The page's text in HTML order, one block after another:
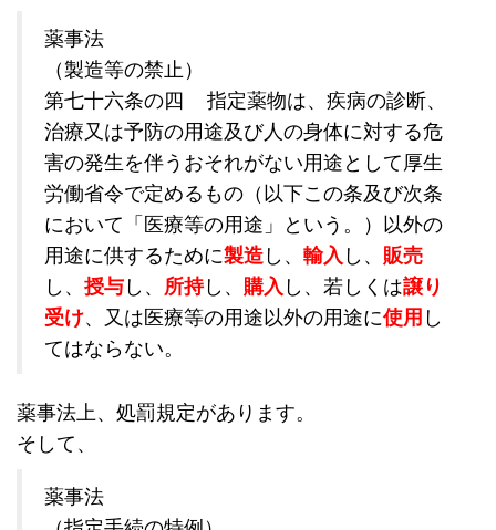
薬事法
（製造等の禁止）
第七十六条の四 指定薬物は、疾病の診断、
治療又は予防の用途及び人の身体に対する危
害の発生を伴うおそれがない用途として厚生
労働省令で定めるもの（以下この条及び次条
において「医療等の用途」という。）以外の
用途に供するために製造し、 輸入 し、 販売
し、 授与し、 所持し、 購入 し、若しくは譲り
受け、又は医療等の用途以外の用途に使用 し
てはならない。
薬事法上、処罰規定があります。
そして、
薬事法